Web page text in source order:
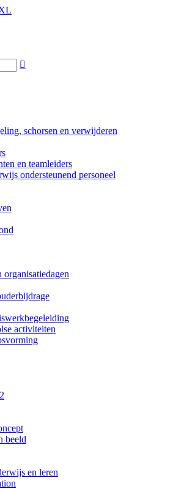

schorsen en verwijderen
en teamleiders
ondersteunend personeel
organisatiedagen
activiteiten
beeld
en leren